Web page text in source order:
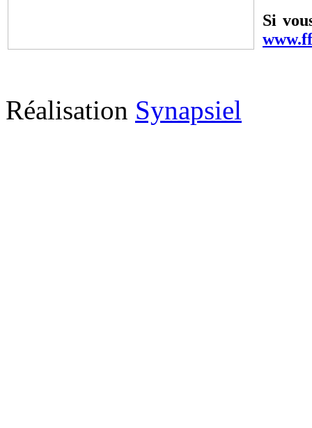
Si
Réalisation Synapsiel